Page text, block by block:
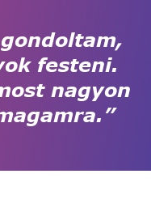
festeni.
nagyon